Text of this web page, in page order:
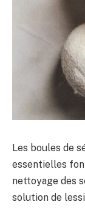
Les boules de
essentielles
nettoyage des
solution de